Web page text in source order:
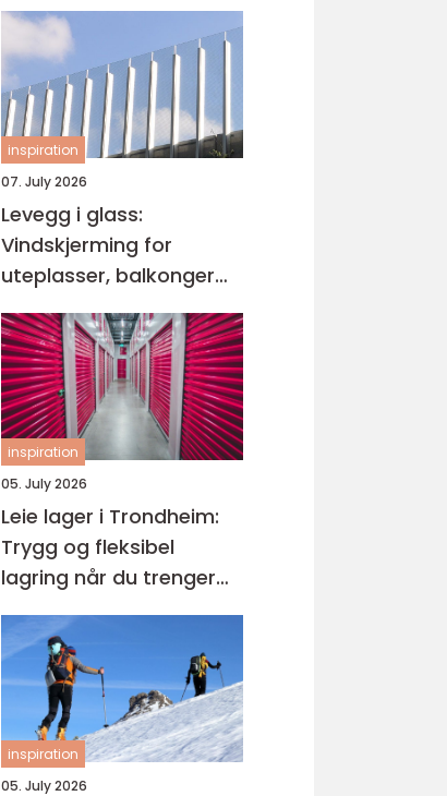
inspiration
07. July 2026
Levegg i glass:
Vindskjerming for
uteplasser, balkonger
og hager
inspiration
05. July 2026
Leie lager i Trondheim:
Trygg og fleksibel
lagring når du trenger
det
inspiration
05. July 2026